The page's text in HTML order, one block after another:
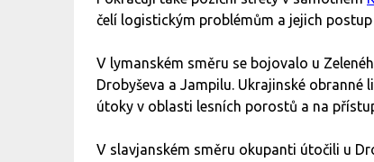
čelí logistickým problémům a jejich
V lymanském směru se bojovalo u
Drobyševa a Jampilu. Ukrajinské
útoky v oblasti lesních porostů a na
V slavjanském směru okupanti útočili u